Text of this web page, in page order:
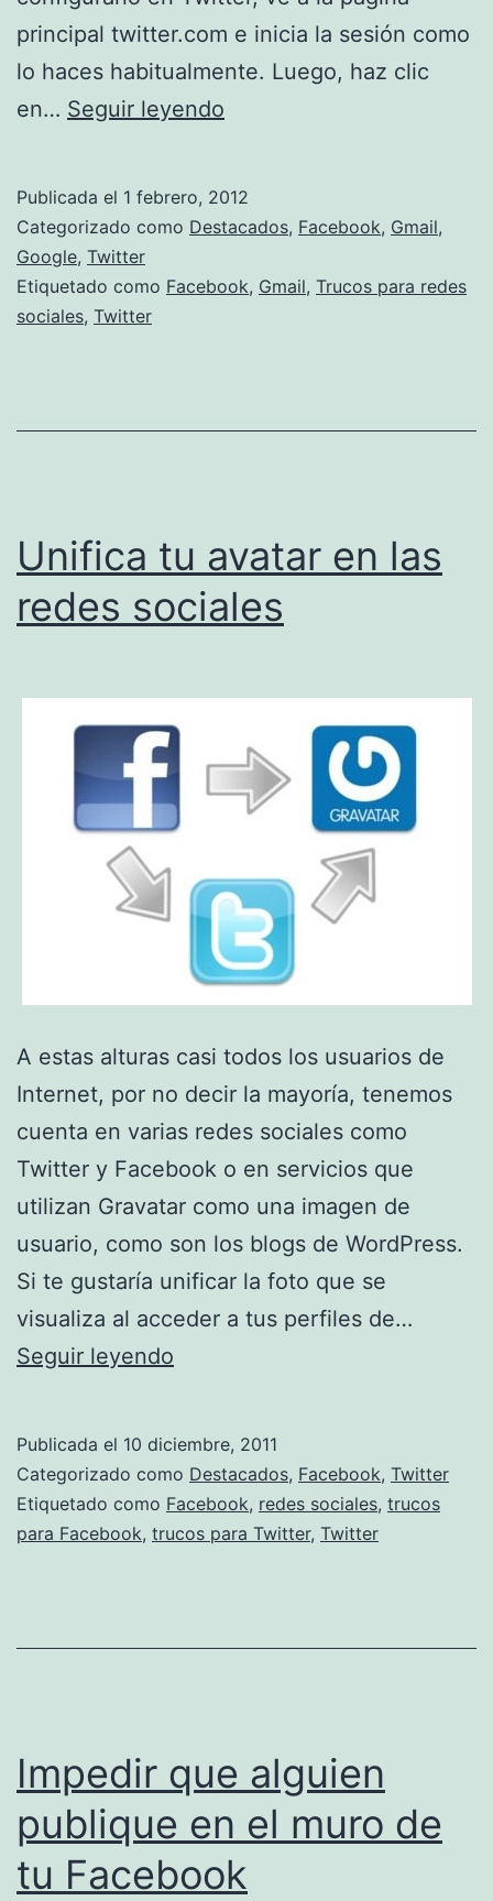
principal twitter.com e inicia la sesión como
lo haces habitualmente. Luego, haz clic
en… Seguir leyendo
Twitter,
y
Publicada el 1 febrero, 2012
Categorizado como Destacados, Facebook, Gmail,
Google, Twitter
Etiquetado como Facebook, Gmail, Trucos para redes
sociales, Twitter
Unifica tu avatar en las
redes sociales
A estas alturas casi todos los usuarios de
Internet, por no decir la mayoría, tenemos
cuenta en varias redes sociales como
Twitter y Facebook o en servicios que
utilizan Gravatar como una imagen de
usuario, como son los blogs de WordPress.
Si te gustaría unificar la foto que se
visualiza al acceder a tus perfiles de…
Seguir leyendo
en
las
redes
Publicada el 10 diciembre, 2011
Categorizado como Destacados, Facebook, Twitter
Etiquetado como Facebook, redes sociales, trucos
para Facebook, trucos para Twitter, Twitter
Impedir que alguien
publique en el muro de
tu Facebook